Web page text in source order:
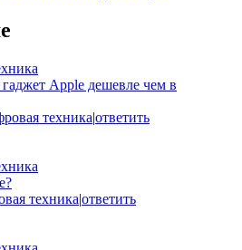
Apple дешевле чем в
техника|ответить
техника|ответить